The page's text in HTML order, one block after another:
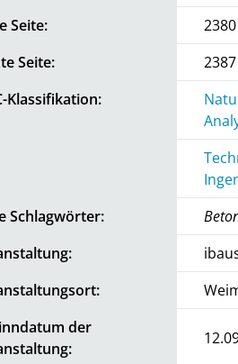
Seite:
2380
Seite:
2387
Klassifikation:
Schlagwörter:
der